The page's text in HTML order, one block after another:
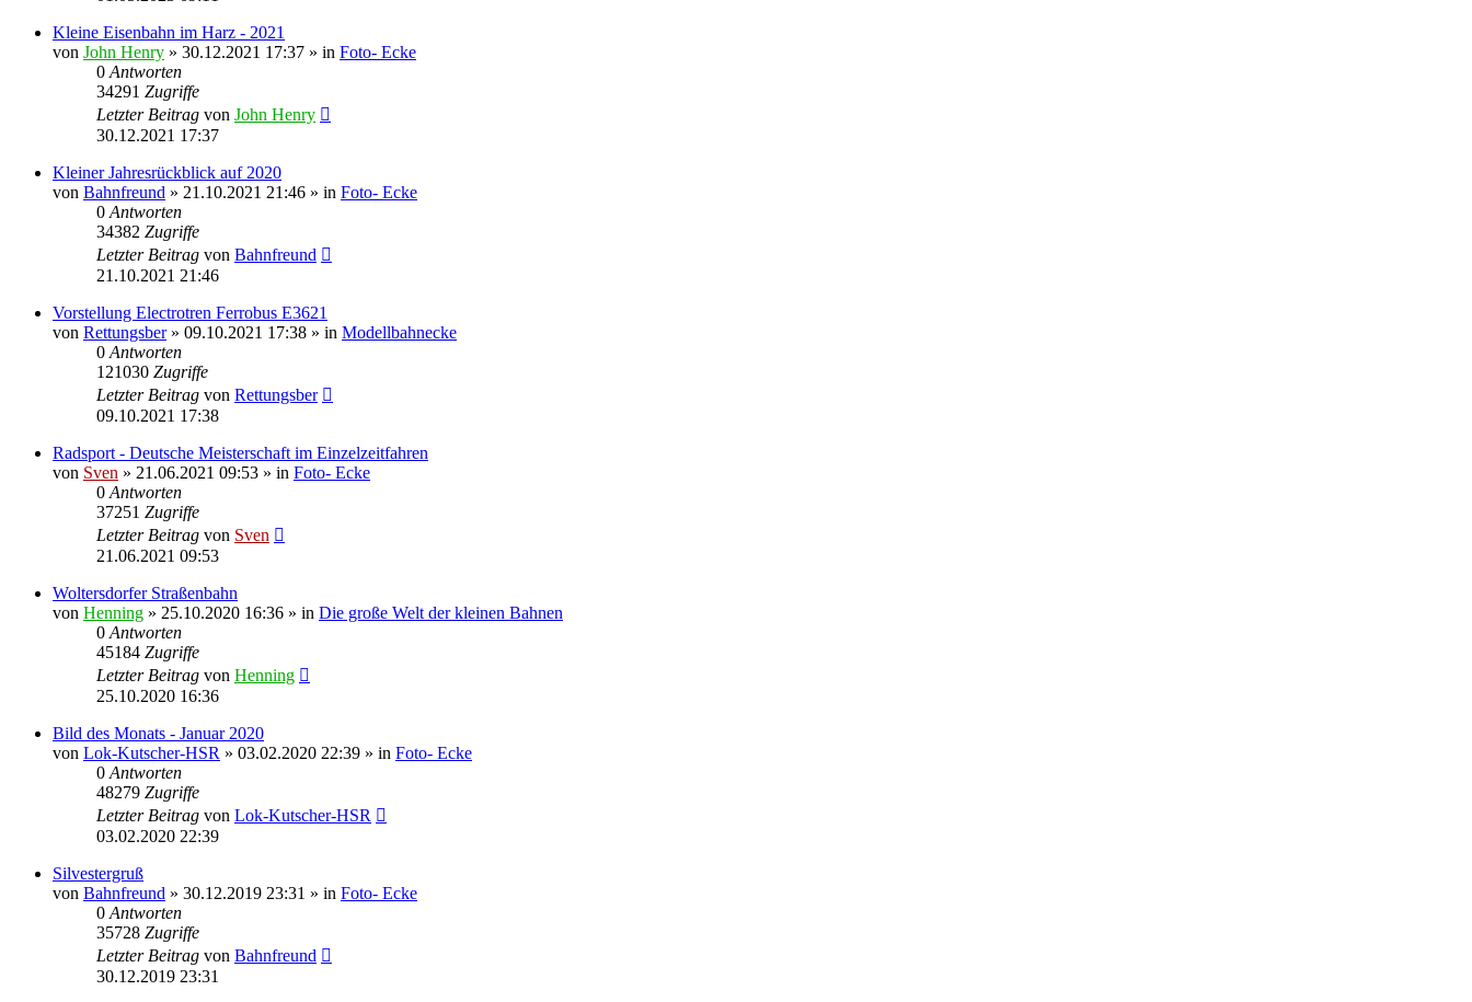
Kleine Eisenbahn im Harz - 2021
von John Henry » 30.12.2021 17:37 » in Foto- Ecke
0 Antworten
34291 Zugriffe
Letzter Beitrag von John Henry
30.12.2021 17:37
Kleiner Jahresrückblick auf 2020
von Bahnfreund » 21.10.2021 21:46 » in Foto- Ecke
0 Antworten
34382 Zugriffe
Letzter Beitrag von Bahnfreund
21.10.2021 21:46
Vorstellung Electrotren Ferrobus E3621
von Rettungsber» 09.10.2021 17:38 » in Modellbahnecke
0 Antworten
121030 Zugriffe
Letzter Beitrag von Rettungsber
09.10.2021 17:38
Radsport - Deutsche Meisterschaft im Einzelzeitfahren
von Sven » 21.06.2021 09:53 » in Foto- Ecke
0 Antworten
37251 Zugriffe
Letzter Beitrag von Sven
21.06.2021 09:53
Woltersdorfer Straßenbahn
von Henning » 25.10.2020 16:36 » in Die große Welt der kleinen Bahnen
0 Antworten
45184 Zugriffe
Letzter Beitrag von Henning
25.10.2020 16:36
Bild des Monats - Januar 2020
von Lok-Kutscher-HSR » 03.02.2020 22:39 » in Foto- Ecke
0 Antworten
48279 Zugriffe
Letzter Beitrag von Lok-Kutscher-HSR
03.02.2020 22:39
Silvestergruß
von Bahnfreund » 30.12.2019 23:31 » in Foto- Ecke
0 Antworten
35728 Zugriffe
Letzter Beitrag von Bahnfreund
30.12.2019 23:31